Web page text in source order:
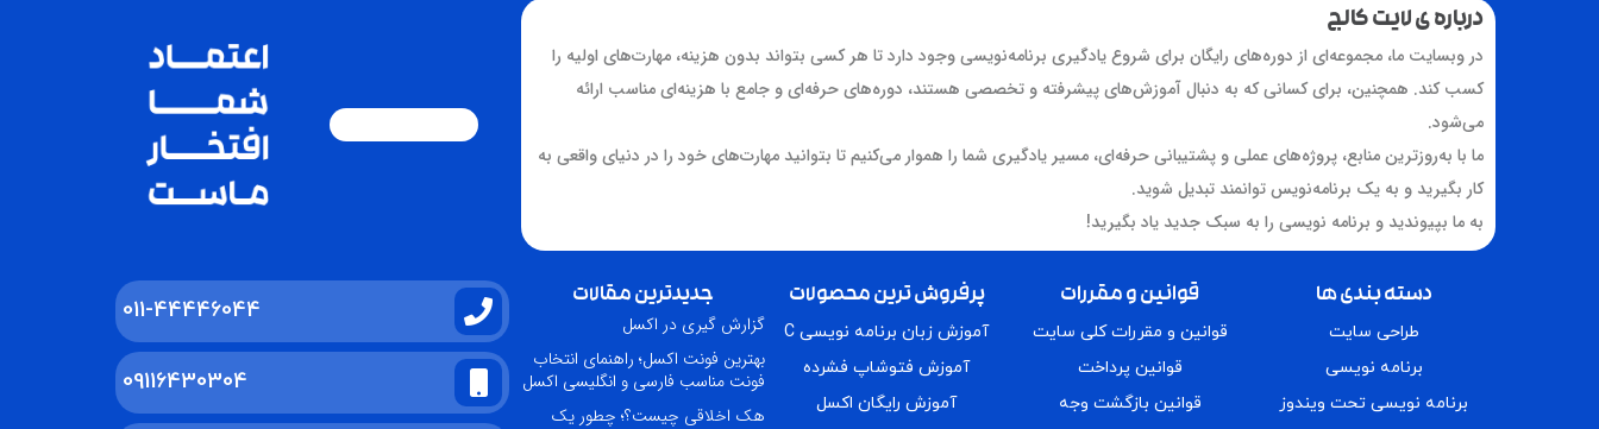
درباره ی لایت کالج
در وبسایت ما، مجموعه‌ای از دوره‌های رایگان برای شروع یادگیری برنامه‌نویسی وجود دارد تا هر کسی بتواند بدون هزینه، مهارت‌های اولیه را
کسب کند. همچنین، برای کسانی که به دنبال آموزش‌های پیشرفته و تخصصی هستند، دوره‌های حرفه‌ای و جامع با هزینه‌ای مناسب ارائه
می‌شود.
ما با به‌روزترین منابع، پروژه‌های عملی و پشتیبانی حرفه‌ای، مسیر یادگیری شما را هموار می‌کنیم تا بتوانید مهارت‌های خود را در دنیای واقعی به
کار بگیرید و به یک برنامه‌نویس توانمند تبدیل شوید.
به ما بپیوندید و برنامه نویسی را به سبک جدید یاد بگیرید!
دسته بندی ها
طراحی سایت
برنامه نویسی
برنامه نویسی تحت ویندوز
قوانین و مقررات
قوانین و مقررات کلی سایت
قوانین پرداخت
قوانین بازگشت وجه
پرفروش ترین محصولات
آموزش زبان برنامه نویسی C
آموزش فتوشاپ فشرده
آموزش رایگان اکسل
جدیدترین مقالات
گزارش گیری در اکسل
بهترین فونت اکسل؛ راهنمای انتخاب
فونت مناسب فارسی و انگلیسی اکسل
هک اخلاقی چیست؟؛ چطور یک
011-44446044
09116430304